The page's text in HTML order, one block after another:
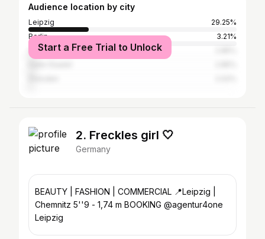
Audience location by city
Leipzig
29.25%
Berlin
3.21%
Chemnitz
Start a Free Trial to Unlock
2. Freckles girl 🤍
Germany
BEAUTY | FASHION | COMMERCIAL 📍Leipzig |
Chemnitz 5''9 - 1,74 m BOOKING @agentur4one
Leipzig